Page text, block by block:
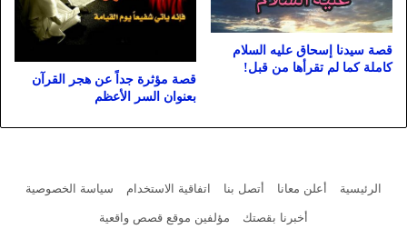
قصة سيدنا إسحاق عليه السلام
كاملة كما لم تقرأها من قبل!
قصة مؤثرة جداً عن هجر القرآن
بعنوان السر الأعظم
الرئيسية أعلن معانا أتصل بنا اتفاقية الاستخدام
سياسة الخصوصية
أخبرنا بقصتك
مؤلفين موقع قصص واقعية